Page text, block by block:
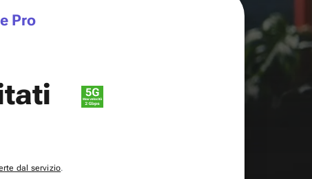
Pro
dal servizio.